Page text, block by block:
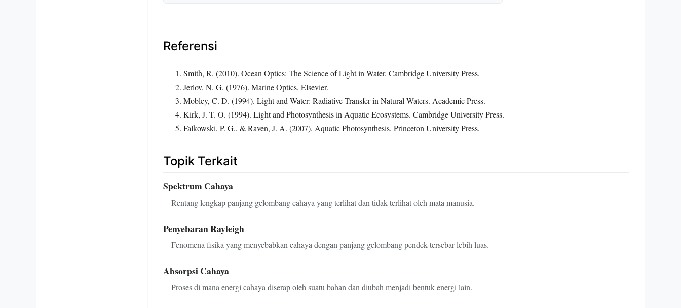
Referensi
Smith, R. (2010). Ocean Optics: The Science of Light in Water. Cambridge University Press.
Jerlov, N. G. (1976). Marine Optics. Elsevier.
Mobley, C. D. (1994). Light and Water: Radiative Transfer in Natural Waters. Academic Press.
Kirk, J. T. O. (1994). Light and Photosynthesis in Aquatic Ecosystems. Cambridge University Press.
Falkowski, P. G., & Raven, J. A. (2007). Aquatic Photosynthesis. Princeton University Press.
Topik Terkait
Spektrum Cahaya
Rentang lengkap panjang gelombang cahaya yang terlihat dan tidak terlihat oleh mata manusia.
Penyebaran Rayleigh
Fenomena fisika yang menyebabkan cahaya dengan panjang gelombang pendek tersebar lebih luas.
Absorpsi Cahaya
Proses di mana energi cahaya diserap oleh suatu bahan dan diubah menjadi bentuk energi lain.